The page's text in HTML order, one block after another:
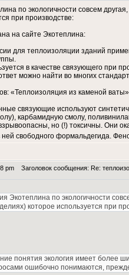
по экологичности совсем
при производстве:
на сайте Экотеплина:
для теплоизоляции зданий
в качестве связующего при
можно найти во многих
«Теплоизоляция из каменой
связующие используют
карбамидную смолу,
но (!) токсичны. Они
ней свободного формальдегида.
pm Заголовок сообщения: Re:
Экотеплина по экологичности
которое используется при
понятия экология имеет более
ошибочно понимаются,